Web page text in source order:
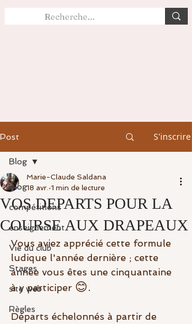
Post S'inscrire
Blog
compétitions
enseignement
Vie du club
Stages
site web
Règles
Blog
VOS DEPARTS POUR LA
COURSE AUX DRAPEAUX
Marie-Claude Saldana
18 avr. 1 min de lecture
Vous aviez apprécié cette formule
ludique l'année dernière ; cette
année vous êtes une cinquantaine
à y participer 😊.
Départs échelonnés à partir de